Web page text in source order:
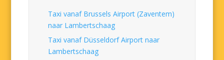
Taxi vanaf Brussels Airport (Zaventem)
naar Lambertschaag
Taxi vanaf Düsseldorf Airport naar
Lambertschaag